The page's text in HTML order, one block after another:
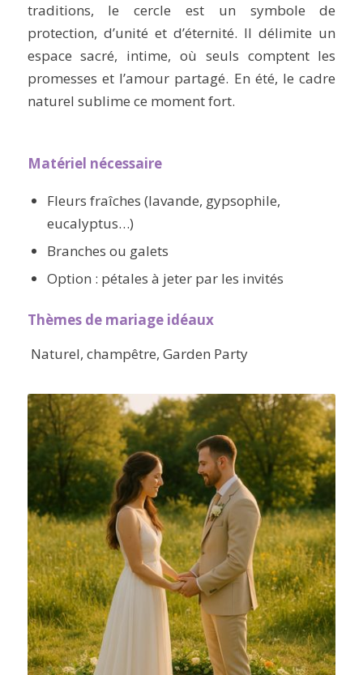
traditions, le cercle est un symbole de
protection, d’unité et d’éternité. Il délimite un
espace sacré, intime, où seuls comptent les
promesses et l’amour partagé. En été, le cadre
naturel sublime ce moment fort.
Matériel nécessaire
Fleurs fraîches (lavande, gypsophile,
eucalyptus…)
Branches ou galets
Option : pétales à jeter par les invités
Thèmes de mariage idéaux
Naturel, champêtre, Garden Party